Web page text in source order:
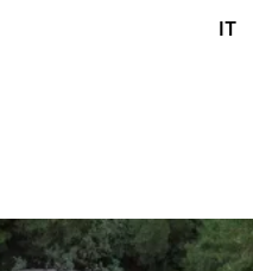
IT